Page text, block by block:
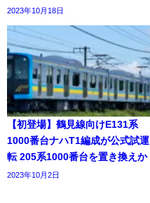
2023年10月18日
【初登場】鶴見線向けE131系
1000番台ナハT1編成が公式試運
転 205系1000番台を置き換えか
2023年10月2日